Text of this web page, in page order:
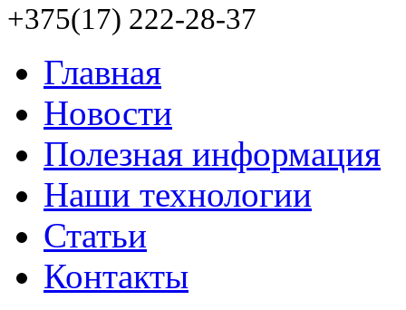
+375(17) 222-28-37
Главная
Новости
Полезная информация
Наши технологии
Статьи
Контакты